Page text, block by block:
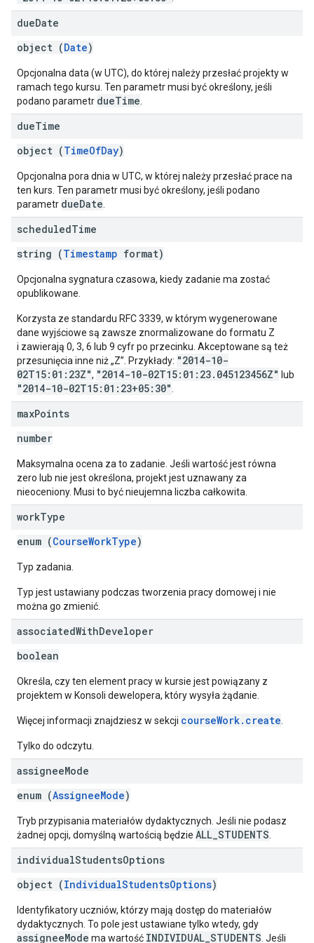
dueDate
object (Date)
Opcjonalna data (w UTC), do której należy przesłać projekty w
ramach tego kursu. Ten parametr musi być określony, jeśli
podano parametr dueTime
dueTime
object (TimeOfDay)
Opcjonalna pora dnia w UTC, w której należy przesłać prace na
ten kurs. Ten parametr musi być określony, jeśli podano
parametr dueDate
scheduledTime
string (Timestamp format)
Opcjonalna sygnatura czasowa, kiedy zadanie ma zostać
opublikowane.
Korzysta ze standardu RFC 3339, w którym wygenerowane
dane wyjściowe są zawsze znormalizowane do formatu Z
i zawierają 0, 3, 6 lub 9 cyfr po przecinku. Akceptowane są też
przesunięcia inne niż „Z”. Przykłady: "2014-10-
02T15:01:23Z", "2014-10-02T15:01:23.045123456Z" lub
"2014-10-02T15:01:23+05:30"
maxPoints
number
Maksymalna ocena za to zadanie. Jeśli wartość jest równa
zero lub nie jest określona, projekt jest uznawany za
nieoceniony. Musi to być nieujemna liczba całkowita.
workType
enum (CourseWorkType)
Typ zadania.
Typ jest ustawiany podczas tworzenia pracy domowej i nie
można go zmienić.
associatedWithDeveloper
boolean
Określa, czy ten element pracy w kursie jest powiązany z
projektem w Konsoli dewelopera, który wysyła żądanie.
Więcej informacji znajdziesz w sekcji courseWork.create
Tylko do odczytu.
assigneeMode
enum (AssigneeMode)
Tryb przypisania materiałów dydaktycznych. Jeśli nie podasz
żadnej opcji, domyślną wartością będzie ALL_STUDENTS
individualStudentsOptions
object (IndividualStudentsOptions)
Identyfikatory uczniów, którzy mają dostęp do materiałów
dydaktycznych. To pole jest ustawiane tylko wtedy, gdy
assigneeMode ma wartość INDIVIDUAL_STUDENTS . Jeśli